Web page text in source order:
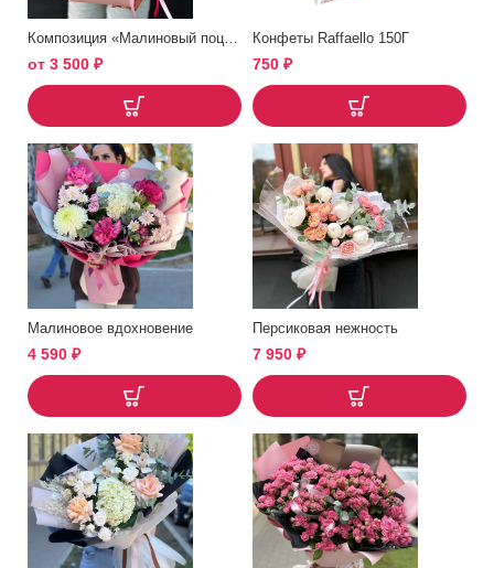
от 3 500 ₽
Конфеты Raffaello 150Г
750 ₽
Малиновое вдохновение
4 590 ₽
Персиковая нежность
7 950 ₽